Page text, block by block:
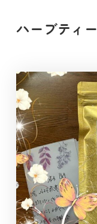
ハーブティー